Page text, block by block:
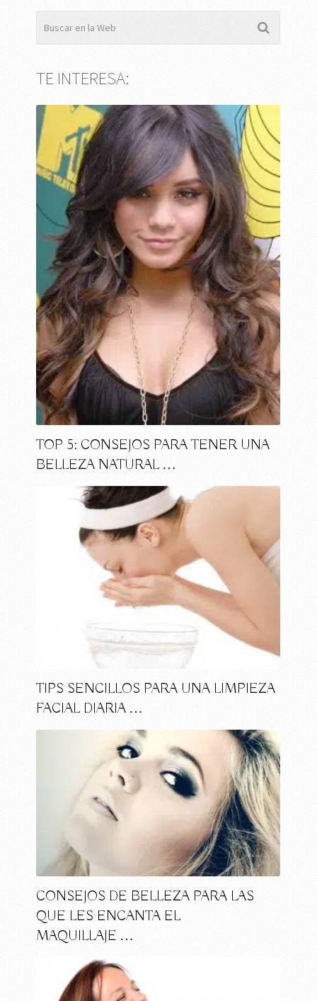
TE INTERESA:
TOP 5: CONSEJOS PARA TENER UNA
BELLEZA NATURAL …
TIPS SENCILLOS PARA UNA LIMPIEZA
FACIAL DIARIA …
CONSEJOS DE BELLEZA PARA LAS
QUE LES ENCANTA EL
MAQUILLAJE …